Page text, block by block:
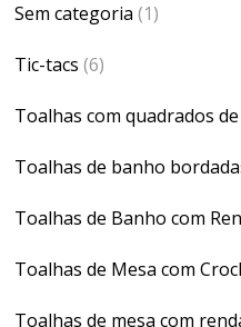
Sem categoria (1)
Tic-tacs (6)
Toalhas com quadrados
Toalhas de banho
Toalhas de Banho com
Toalhas de Mesa com
Toalhas de mesa com